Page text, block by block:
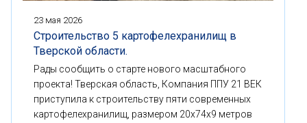
23 мая 2026
Строительство 5 картофелехранилищ в
Тверской области.
Рады сообщить о старте нового масштабного
проекта! Тверская область, Компания ППУ 21 ВЕК
приступила к строительству пяти современных
картофелехранилищ, размером 20x74x9 метров